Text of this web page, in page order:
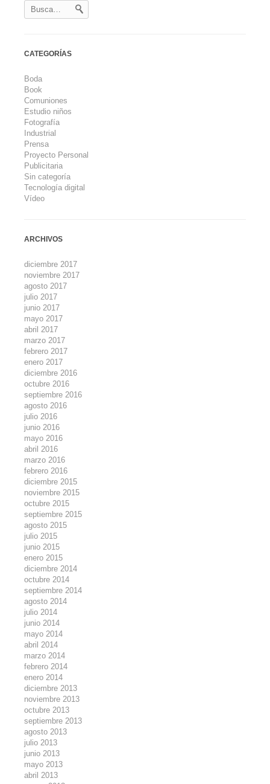
CATEGORÍAS
Boda
Book
Comuniones
Estudio niños
Fotografía
Industrial
Prensa
Proyecto Personal
Publicitaria
Sin categoría
Tecnología digital
Vídeo
ARCHIVOS
diciembre 2017
noviembre 2017
agosto 2017
julio 2017
junio 2017
mayo 2017
abril 2017
marzo 2017
febrero 2017
enero 2017
diciembre 2016
octubre 2016
septiembre 2016
agosto 2016
julio 2016
junio 2016
mayo 2016
abril 2016
marzo 2016
febrero 2016
diciembre 2015
noviembre 2015
octubre 2015
septiembre 2015
agosto 2015
julio 2015
junio 2015
enero 2015
diciembre 2014
octubre 2014
septiembre 2014
agosto 2014
julio 2014
junio 2014
mayo 2014
abril 2014
marzo 2014
febrero 2014
enero 2014
diciembre 2013
noviembre 2013
octubre 2013
septiembre 2013
agosto 2013
julio 2013
junio 2013
mayo 2013
abril 2013